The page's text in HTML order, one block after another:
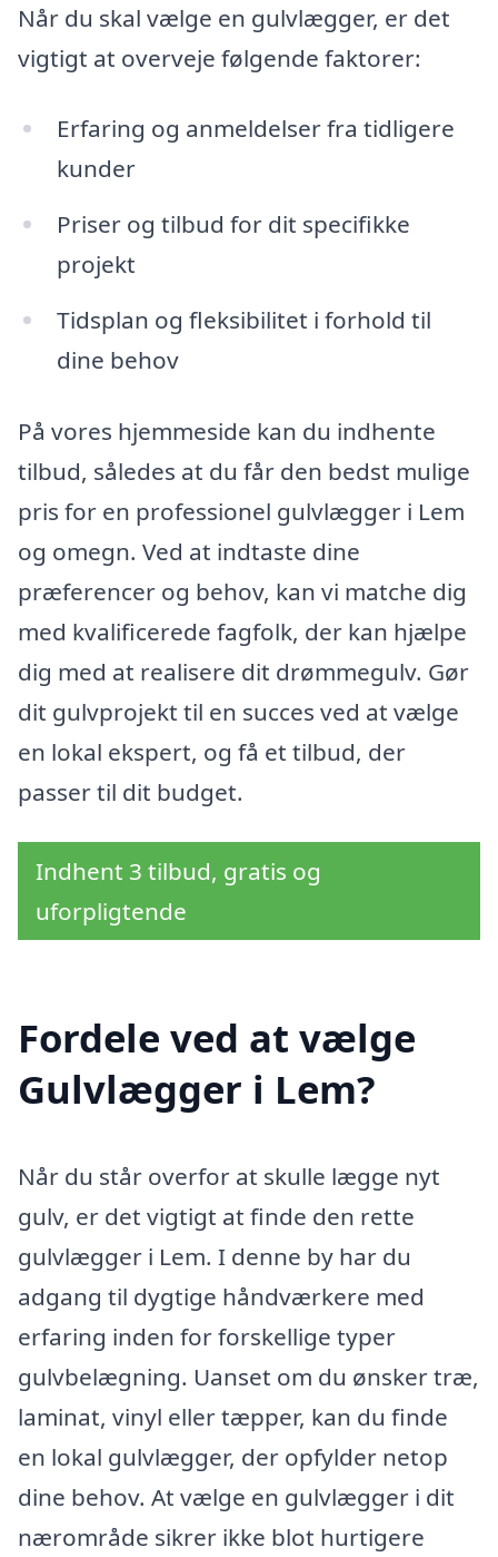
Når du skal vælge en gulvlægger, er det
vigtigt at overveje følgende faktorer:
Erfaring og anmeldelser fra tidligere
kunder
Priser og tilbud for dit specifikke
projekt
Tidsplan og fleksibilitet i forhold til
dine behov
På vores hjemmeside kan du indhente
tilbud, således at du får den bedst mulige
pris for en professionel gulvlægger i Lem
og omegn. Ved at indtaste dine
præferencer og behov, kan vi matche dig
med kvalificerede fagfolk, der kan hjælpe
dig med at realisere dit drømmegulv. Gør
dit gulvprojekt til en succes ved at vælge
en lokal ekspert, og få et tilbud, der
passer til dit budget.
Indhent 3 tilbud, gratis og
uforpligtende
Fordele ved at vælge
Gulvlægger i Lem?
Når du står overfor at skulle lægge nyt
gulv, er det vigtigt at finde den rette
gulvlægger i Lem. I denne by har du
adgang til dygtige håndværkere med
erfaring inden for forskellige typer
gulvbelægning. Uanset om du ønsker træ,
laminat, vinyl eller tæpper, kan du finde
en lokal gulvlægger, der opfylder netop
dine behov. At vælge en gulvlægger i dit
nærområde sikrer ikke blot hurtigere